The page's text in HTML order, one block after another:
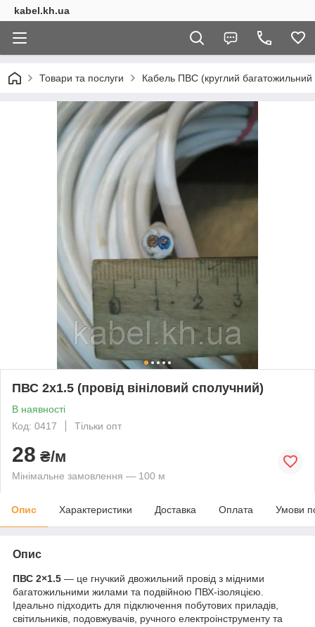
kabel.kh.ua
Товари та послуги Кабель ПВС (круглий багатожильний
ПВС 2х1.5 (провід вініловий сполучний)
В наявності
Код: 0417
Тільки опт
28 ₴/м
Мінімальне замовлення — 100 м
Опис Характеристики Доставка Оплата Умови
Опис
ПВС 2×1.5 — це гнучкий двожильний провід з мідними
багатожильними жилами та подвійною ПВХ-ізоляцією.
Ідеально підходить для підключення побутових приладів,
світильників, подовжувачів, ручного електроінструменту та